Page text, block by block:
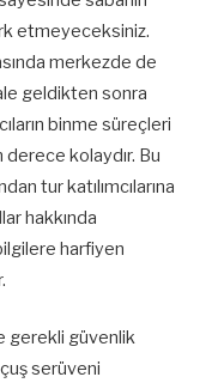
etmeyeceksiniz.
merkezde de
geldikten sonra
binme süreçleri
kolaydır. Bu
tur katılımcılarına
hakkında
harfiyen
gerekli güvenlik
serüveni